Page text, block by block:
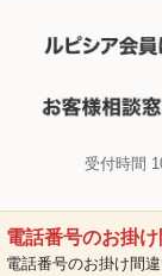
受付時間
電話番号のお掛
電話番号のお掛け間